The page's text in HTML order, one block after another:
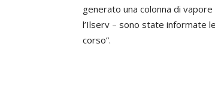
generato una colonna di vapore
l’Ilserv – sono state informate
corso”.